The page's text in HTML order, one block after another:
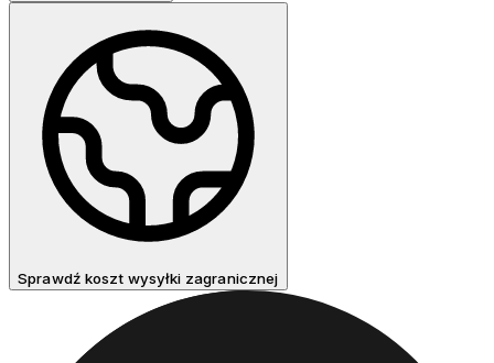
Sprawdź koszt wysyłki zagranicznej